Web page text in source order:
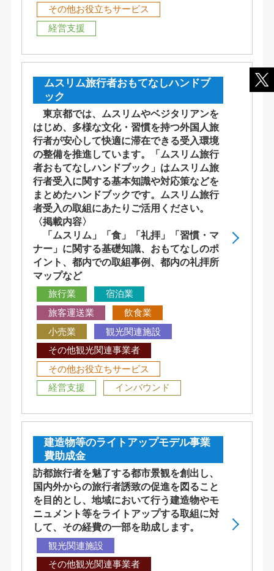
その他お役立ちサービス
経営支援
ムスリム旅行者おもてなしハンドブ
ック
東京都では、ムスリムやベジタリアンを
はじめ、多様な文化・習慣を持つ外国人旅
行者が安心して快適に滞在できる受入環境
の整備を推進しています。「ムスリム旅行
者おもてなしハンドブック」はムスリム旅
行者受入に関する基本知識や対応策などを
まとめたハンドブックです。ムスリム旅行
者受入の取組にあたりご活用ください。
〈掲載内容〉
「ムスリム」「食」「礼拝」「習慣・マ
ナー」に関する基礎知識、おもてなしのポ
イント、都内での取組事例、都内の礼拝所
マップなど
旅行業
宿泊業
旅客運送業
飲食業
小売業
観光関連施設
その他観光関連事業者
その他お役立ちサービス
経営支援
インバウンド
建造物等のライトアップモデル事業
費助成金
訪都旅行者を魅了する都市景観を創出し、
国内外からの旅行者誘致の促進を図ること
を目的とし、地域において行う建造物やモ
ニュメント等をライトアップする取組に対
して、その経費の一部を助成します。
観光関連施設
その他観光関連事業者